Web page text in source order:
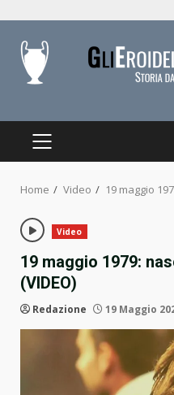
content
PRIMARY
Home Video 19 maggio
Video
19 maggio 1979:
(VIDEO)
Redazione 19 Maggio